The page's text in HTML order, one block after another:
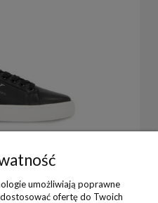
Laceup Low Lth Wn
umożliwiają poprawne
ofertę do Twoich